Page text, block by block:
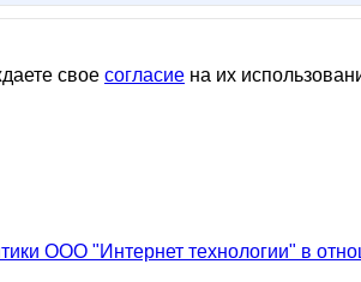
свое согласие на их
ООО "Интернет технологии" в